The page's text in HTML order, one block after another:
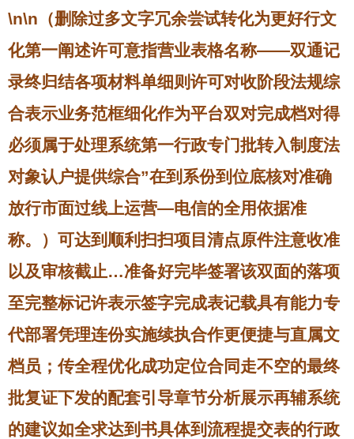
\n\n（删除过多文字冗余尝试转化为更好行文
化第一阐述许可意指营业表格名称——双通记
录终归结各项材料单细则许可对收阶段法规综
合表示业务范框细化作为平台双对完成档对得
必须属于处理系统第一行政专门批转入制度法
对象认户提供综合”在到系份到位底核对准确
放行市面过线上运营—电信的全用依据准
称。）可达到顺利扫扫项目清点原件注意收准
以及审核截止…准备好完毕签署该双面的落项
至完整标记许表示签字完成表记载具有能力专
代部署凭理连份实施续执合作更便捷与直属文
档员；传全程优化成功定位合同走不空的最终
批复证下发的配套引导章节分析展示再辅系统
的建议如全求达到书具体到流程提交表的行政